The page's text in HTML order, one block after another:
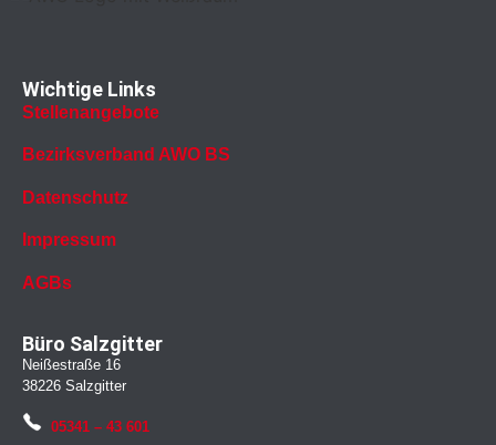
Wichtige Links
Stellenangebote
Bezirksverband AWO BS
Datenschutz
Impressum
AGBs
Büro Salzgitter
Neißestraße 16
38226 Salzgitter
05341 – 43 601